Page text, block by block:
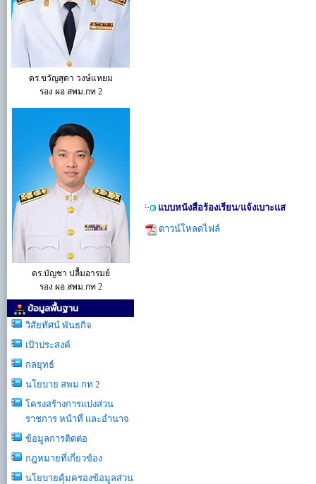
ดร.ขวัญสุดา วงษ์แหยม
รอง ผอ.สพม.กท 2
ดร.บัญชา ปลื้มอารมย์
รอง ผอ.สพม.กท 2
ข้อมูลพื้นฐาน
วิสัยทัศน์ พันธกิจ
เป้าประสงค์
กลยุทธ์
นโยบาย สพม.กท 2
โครงสร้างการเเบ่งส่วน
ราชการ หน้าที่ และอำนาจ
ข้อมูลการติดต่อ
กฎหมายที่เกี่ยวข้อง
นโยบายคุ้มครองข้อมูลส่วน
แบบหนังสือร้องเรียน/แจ้งเบาะแส
ดาวน์โหลดไฟล์